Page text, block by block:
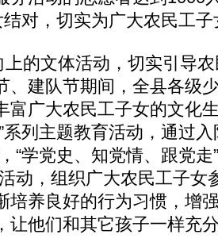
对，切实为广大农民工
文体活动，切实引导农
、建队节期间，全县各级
富广大农民工子女的文化
系列主题教育活动，通过
“学党史、知党情、跟党走
动，组织广大农民工子女
培养良好的行为习惯，增
让他们和其它孩子一样充